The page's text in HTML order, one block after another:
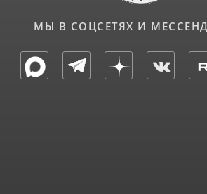
МЫ В СОЦСЕТЯХ И